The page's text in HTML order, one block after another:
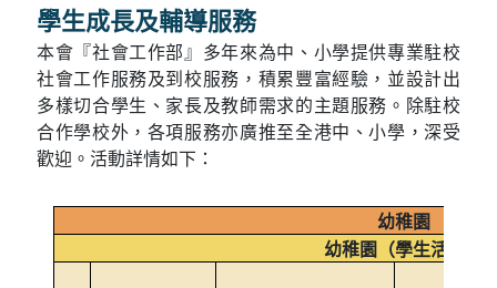
學生成長及輔導服務
本會『社會工作部』多年來為中、小學提供專業駐校
社會工作服務及到校服務，積累豐富經驗，並設計出
多樣切合學生、家長及教師需求的主題服務。除駐校
合作學校外，各項服務亦廣推至全港中、小學，深受
歡迎。活動詳情如下：
幼稚園
幼稚園（學生活動）